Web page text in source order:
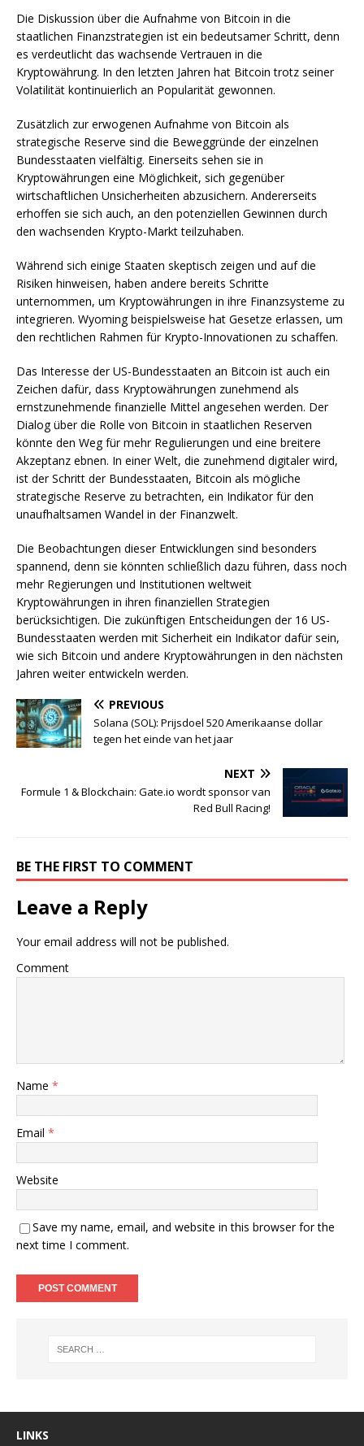
Die Diskussion über die Aufnahme von Bitcoin in die
staatlichen Finanzstrategien ist ein bedeutsamer Schritt, denn
es verdeutlicht das wachsende Vertrauen in die
Kryptowährung. In den letzten Jahren hat Bitcoin trotz seiner
Volatilität kontinuierlich an Popularität gewonnen.
Zusätzlich zur erwogenen Aufnahme von Bitcoin als
strategische Reserve sind die Beweggründe der einzelnen
Bundesstaaten vielfältig. Einerseits sehen sie in
Kryptowährungen eine Möglichkeit, sich gegenüber
wirtschaftlichen Unsicherheiten abzusichern. Andererseits
erhoffen sie sich auch, an den potenziellen Gewinnen durch
den wachsenden Krypto-Markt teilzuhaben.
Während sich einige Staaten skeptisch zeigen und auf die
Risiken hinweisen, haben andere bereits Schritte
unternommen, um Kryptowährungen in ihre Finanzsysteme zu
integrieren. Wyoming beispielsweise hat Gesetze erlassen, um
den rechtlichen Rahmen für Krypto-Innovationen zu schaffen.
Das Interesse der US-Bundesstaaten an Bitcoin ist auch ein
Zeichen dafür, dass Kryptowährungen zunehmend als
ernstzunehmende finanzielle Mittel angesehen werden. Der
Dialog über die Rolle von Bitcoin in staatlichen Reserven
könnte den Weg für mehr Regulierungen und eine breitere
Akzeptanz ebnen. In einer Welt, die zunehmend digitaler wird,
ist der Schritt der Bundesstaaten, Bitcoin als mögliche
strategische Reserve zu betrachten, ein Indikator für den
unaufhaltsamen Wandel in der Finanzwelt.
Die Beobachtungen dieser Entwicklungen sind besonders
spannend, denn sie könnten schließlich dazu führen, dass noch
mehr Regierungen und Institutionen weltweit
Kryptowährungen in ihren finanziellen Strategien
berücksichtigen. Die zukünftigen Entscheidungen der 16 US-
Bundesstaaten werden mit Sicherheit ein Indikator dafür sein,
wie sich Bitcoin und andere Kryptowährungen in den nächsten
Jahren weiter entwickeln werden.
PREVIOUS
Solana (SOL): Prijsdoel 520 Amerikaanse dollar
tegen het einde van het jaar
NEXT
Formule 1 & Blockchain: Gate.io wordt sponsor van
Red Bull Racing!
BE THE FIRST TO COMMENT
Leave a Reply
Your email address will not be published.
Comment
Name *
Email *
Website
Save my name, email, and website in this browser for the
next time I comment.
LINKS